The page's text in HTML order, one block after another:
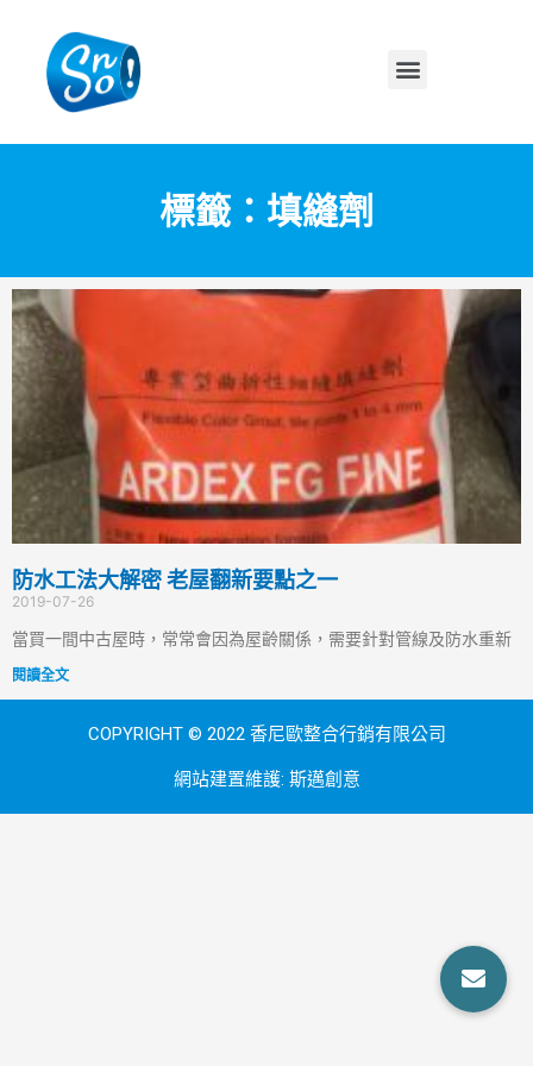
標籤：填縫劑
防水工法大解密 老屋翻新要點之一
2019-07-26
當買一間中古屋時，常常會因為屋齡關係，需要針對管線及防水重新
閱讀全文
COPYRIGHT © 2022 香尼歐整合行銷有限公司
網站建置維護: 斯邁創意